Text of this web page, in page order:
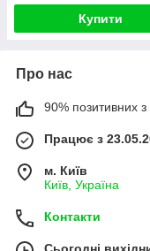
Купити
Про нас
90% позитивних з
Працює з
м. Київ
Київ, Україна
Контакти